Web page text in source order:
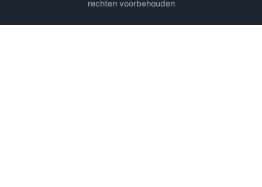
rechten voorbehouden